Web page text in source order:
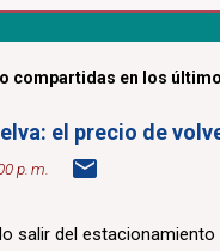
compartidas en los
el precio de
p. m.
salir del